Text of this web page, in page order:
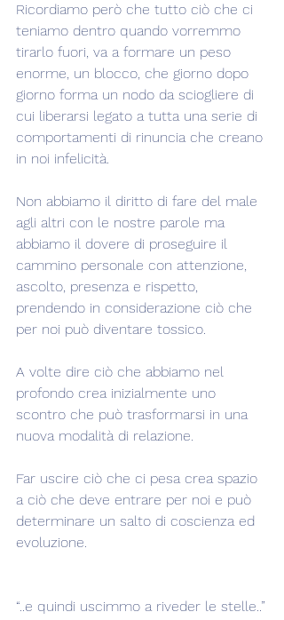
Ricordiamo però che tutto ciò che ci
teniamo dentro quando vorremmo
tirarlo fuori, va a formare un peso
enorme, un blocco, che giorno dopo
giorno forma un nodo da sciogliere di
cui liberarsi legato a tutta una serie di
comportamenti di rinuncia che creano
in noi infelicità.
Non abbiamo il diritto di fare del male
agli altri con le nostre parole ma
abbiamo il dovere di proseguire il
cammino personale con attenzione,
ascolto, presenza e rispetto,
prendendo in considerazione ciò che
per noi può diventare tossico.
A volte dire ciò che abbiamo nel
profondo crea inizialmente uno
scontro che può trasformarsi in una
nuova modalità di relazione.
Far uscire ciò che ci pesa crea spazio
a ciò che deve entrare per noi e può
determinare un salto di coscienza ed
evoluzione.
“..e quindi uscimmo a riveder le stelle..”